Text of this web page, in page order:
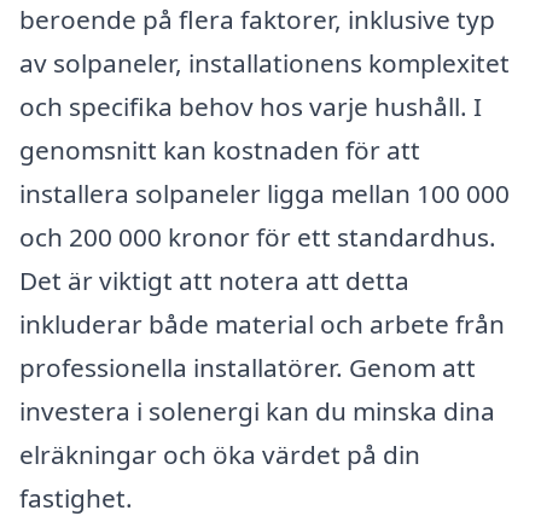
beroende på flera faktorer, inklusive typ
av solpaneler, installationens komplexitet
och specifika behov hos varje hushåll. I
genomsnitt kan kostnaden för att
installera solpaneler ligga mellan 100 000
och 200 000 kronor för ett standardhus.
Det är viktigt att notera att detta
inkluderar både material och arbete från
professionella installatörer. Genom att
investera i solenergi kan du minska dina
elräkningar och öka värdet på din
fastighet.